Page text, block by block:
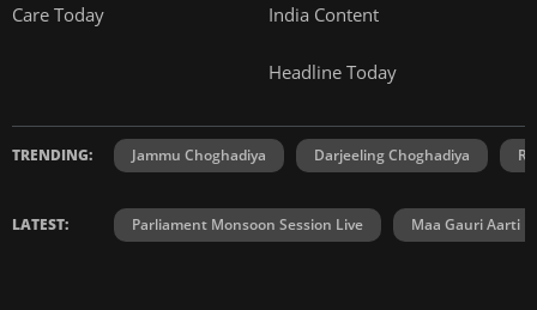
Care Today India Content
Headline Today
TRENDING: Jammu Choghadiya Darjeeling Choghadiya
LATEST: Parliament Monsoon Session Live Maa Gauri Aarti